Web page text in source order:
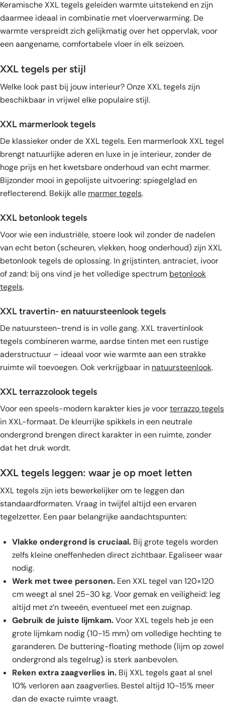
Keramische XXL tegels geleiden warmte uitstekend en zijn
daarmee ideaal in combinatie met vloerverwarming. De
warmte verspreidt zich gelijkmatig over het oppervlak, voor
een aangename, comfortabele vloer in elk seizoen.
XXL tegels per stijl
Welke look past bij jouw interieur? Onze XXL tegels zijn
beschikbaar in vrijwel elke populaire stijl.
XXL marmerlook tegels
De klassieker onder de XXL tegels. Een marmerlook XXL tegel
brengt natuurlijke aderen en luxe in je interieur, zonder de
hoge prijs en het kwetsbare onderhoud van echt marmer.
Bijzonder mooi in gepolijste uitvoering: spiegelglad en
reflecterend. Bekijk alle marmer tegels.
XXL betonlook tegels
Voor wie een industriële, stoere look wil zonder de nadelen
van echt beton (scheuren, vlekken, hoog onderhoud) zijn XXL
betonlook tegels de oplossing. In grijstinten, antraciet, ivoor
of zand: bij ons vind je het volledige spectrum betonlook
tegels.
XXL travertin- en natuursteenlook tegels
De natuursteen-trend is in volle gang. XXL travertinlook
tegels combineren warme, aardse tinten met een rustige
aderstructuur – ideaal voor wie warmte aan een strakke
ruimte wil toevoegen. Ook verkrijgbaar in natuursteenlook.
XXL terrazzolook tegels
Voor een speels-modern karakter kies je voorterrazzo tegels
in XXL-formaat. De kleurrijke spikkels in een neutrale
ondergrond brengen direct karakter in een ruimte, zonder
dat het druk wordt.
XXL tegels leggen: waar je op moet letten
XXL tegels zijn iets bewerkelijker om te leggen dan
standaardformaten. Vraag in twijfel altijd een ervaren
tegelzetter. Een paar belangrijke aandachtspunten:
Vlakke ondergrond is cruciaal. Bij grote tegels worden
zelfs kleine oneffenheden direct zichtbaar. Egaliseer waar
nodig.
Werk met twee personen. Een XXL tegel van 120×120
cm weegt al snel 25-30 kg. Voor gemak en veiligheid: leg
altijd met z’n tweeën, eventueel met een zuignap.
Gebruik de juiste lijmkam.Voor XXL tegels heb je een
grote lijmkam nodig (10-15 mm) om volledige hechting te
garanderen. De buttering-floating methode (lijm op zowel
ondergrond als tegelrug) is sterk aanbevolen.
Reken extra zaagverlies in. Bij XXL tegels gaat al snel
10% verloren aan zaagverlies. Bestel altijd 10-15% meer
dan de exacte ruimte vraagt.